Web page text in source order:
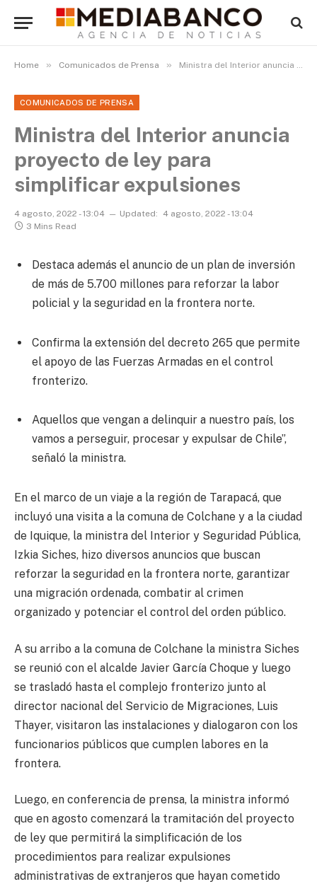
Home » Comunicados de Prensa » Ministra del Interior anuncia proyecto de ley parasimplificar expulsiones
COMUNICADOS DE PRENSA
Ministra del Interior anuncia
proyecto de ley para
simplificar expulsiones
4 agosto, 2022 - 13:04 Updated:
4 agosto, 2022 - 13:04
3 Mins Read
Destaca además el anuncio de un plan de inversión
de más de 5.700 millones para reforzar la labor
policial y la seguridad en la frontera norte.
Confirma la extensión del decreto 265 que permite
el apoyo de las Fuerzas Armadas en el control
fronterizo.
Aquellos que vengan a delinquir a nuestro país, los
vamos a perseguir, procesar y expulsar de Chile”,
señaló la ministra.
En el marco de un viaje a la región de Tarapacá, que
incluyó una visita a la comuna de Colchane y a la ciudad
de Iquique, la ministra del Interior y Seguridad Pública,
Izkia Siches, hizo diversos anuncios que buscan
reforzar la seguridad en la frontera norte, garantizar
una migración ordenada, combatir al crimen
organizado y potenciar el control del orden público.
A su arribo a la comuna de Colchane la ministra Siches
se reunió con el alcalde Javier García Choque y luego
se trasladó hasta el complejo fronterizo junto al
director nacional del Servicio de Migraciones, Luis
Thayer, visitaron las instalaciones y dialogaron con los
funcionarios públicos que cumplen labores en la
frontera.
Luego, en conferencia de prensa, la ministra informó
que en agosto comenzará la tramitación del proyecto
de ley que permitirá la simplificación de los
procedimientos para realizar expulsiones
administrativas de extranjeros que hayan cometido